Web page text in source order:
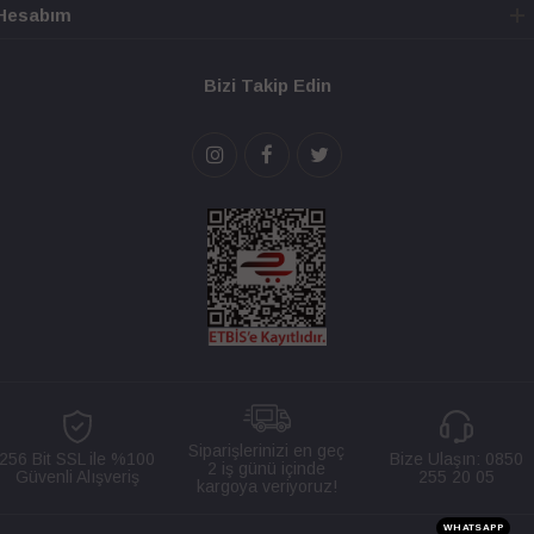
Bizi Takip Edin
256 Bit SSL ile %100
Güvenli Alışveriş
Siparişlerinizi en geç
2 iş günü içinde
kargoya veriyoruz!
Bize Ulaşın: 0850
255 20 05
WHATSAPP